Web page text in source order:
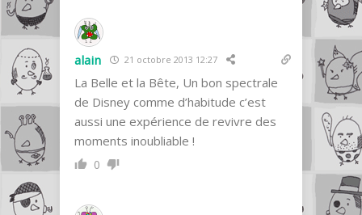
alain 21 octobre 2013 12:27
La Belle et la Bête, Un bon spectrale
de Disney comme d’habitude c’est
aussi une expérience de revivre des
moments inoubliable !
0